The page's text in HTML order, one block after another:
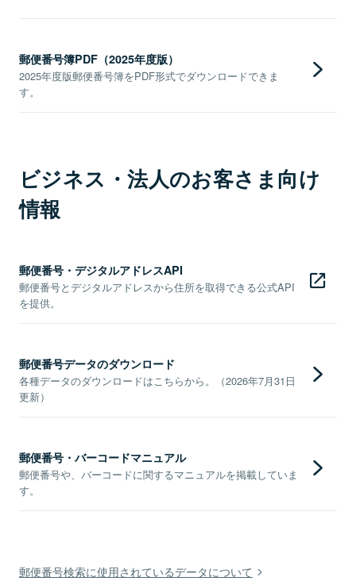
郵便番号簿PDF（2025年度版）
2025年度版郵便番号簿をPDF形式でダウンロードできま
す。
ビジネス・法人のお客さま向け
情報
郵便番号・デジタルアドレスAPI
郵便番号とデジタルアドレスから住所を取得できる公式API
を提供。
郵便番号データのダウンロード
各種データのダウンロードはこちらから。（2026年7月31日
更新）
郵便番号・バーコードマニュアル
郵便番号や、バーコードに関するマニュアルを掲載していま
す。
郵便番号検索に使用されているデータについて